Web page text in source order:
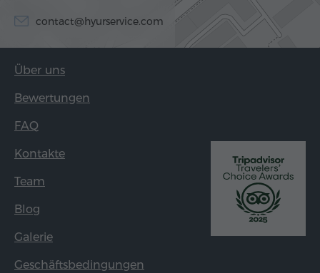
contact@hyurservice.com
Über uns
Bewertungen
FAQ
Kontakte
Team
Blog
Galerie
Geschäftsbedingungen